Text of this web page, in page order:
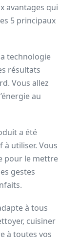
avantages qui
5 principaux
technologie
résultats
Vous allez
au
a été
utiliser. Vous
pour le mettre
gestes
à tous
cuisiner
à toutes vos